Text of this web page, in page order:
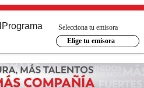
Programa
Selecciona tu emisora
Elige tu emisora